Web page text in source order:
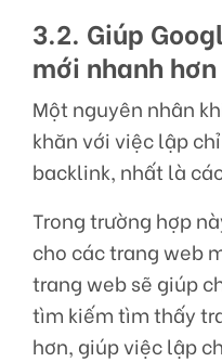
3.2. Giúp
mới nhanh hơn
Một nguyên nhân
khăn với việc lập
backlink, nhất là
Trong trường hợp
cho các trang web
trang web sẽ giúp
tìm kiếm tìm thấy
hơn, giúp việc lập